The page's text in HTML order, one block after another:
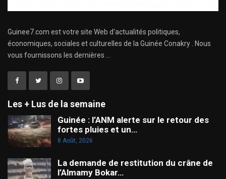
Guinee7.com est votre site Web d'actualités politiques,
économiques, sociales et culturelles de la Guinée Conakry . Nous
vous fournissons les dernières ...
Les + Lus de la semaine
Guinée : l’ANM alerte sur le retour des
fortes pluies et un…
8 Août, 2026
La demande de restitution du crâne de
l’Almamy Bokar…